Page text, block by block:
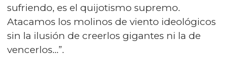
sufriendo, es el quijotismo supremo.
Atacamos los molinos de viento ideológicos
sin la ilusión de creerlos gigantes ni la de
vencerlos…”.